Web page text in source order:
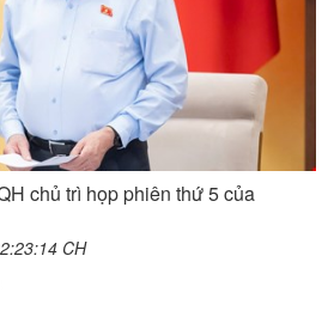
chủ trì họp phiên thứ 5 của
CH